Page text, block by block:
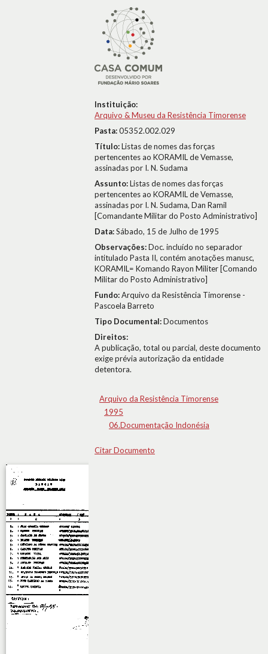
Instituição:
Arquivo & Museu da Resistência Timorense
Pasta:05352.002.029
Título:Listas de nomes das forças
pertencentes ao KORAMIL de Vemasse,
assinadas por I. N. Sudama
Assunto:Listas de nomes das forças
pertencentes ao KORAMIL de Vemasse,
assinadas por I. N. Sudama, Dan Ramil
[Comandante Militar do Posto Administrativo]
Data:Sábado, 15 de Julho de 1995
Observações:Doc. incluído no separador
intitulado Pasta II, contém anotações manusc,
KORAMIL= Komando Rayon Militer [Comando
Militar do Posto Administrativo]
Fundo:Arquivo da Resistência Timorense -
Pascoela Barreto
Tipo Documental:Documentos
Direitos:
A publicação, total ou parcial, deste documento
exige prévia autorização da entidade
detentora.
Arquivo da Resistência Timorense
1995
06.Documentação Indonésia
Citar Documento